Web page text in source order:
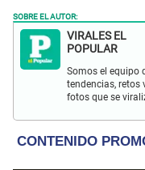
SOBRE EL AUTOR:
VIRALES EL
POPULAR
Somos el equipo
tendencias, retos
fotos que se